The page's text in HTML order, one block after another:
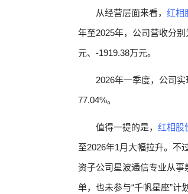
从经营层面来看， 红相
年至2025年，公司营收分
元、-1919.38万元。
2026年一季度，公司
77.04%。
值得一提的是， 红相股
至2026年1月大幅拉升。不
资子公司星波通信专业从事
单，也未参与“千帆星座”计划